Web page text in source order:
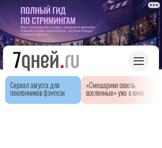
Сериал августа для
поклонников фэнтези
«Смешарики сквозь
вселенные» уже в кино